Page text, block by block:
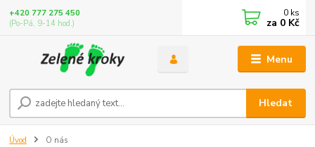
Menu
Hledat
+420 777 275 450
(Po-Pá, 9-14 hod.)
0 ks
za 0 Kč
Úvod O nás